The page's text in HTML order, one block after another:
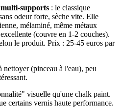
supports : le classique
odeur forte, sèche vite. Elle
mélaminé, même métaux
(couvre en 1-2 couches).
le produit. Prix : 25-45 euros par
nettoyer (pinceau à l'eau), peu
visuelle qu'une chalk paint.
certains vernis haute performance.